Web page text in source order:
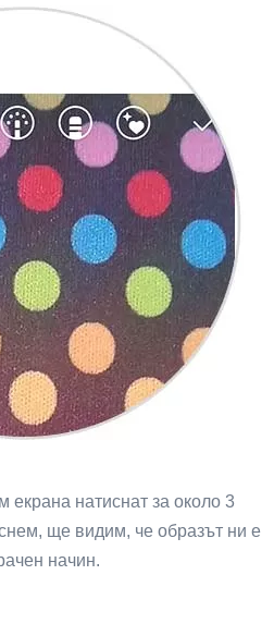
екрана натиснат за около 3
ще видим, че образът ни е
начин.